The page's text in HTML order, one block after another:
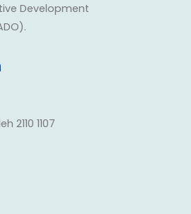
Development
2110 1107